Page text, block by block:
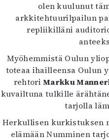
olen kuulunut
arkkitehtuurilpailun
repliikilläni
Myöhemmistä Oulun
toteaa ihailleensa Oulun
rehtoriMarkku
kuvailtuna tulkille
tarjolla
Herkullisen kurkistuksen
elämään Numminen